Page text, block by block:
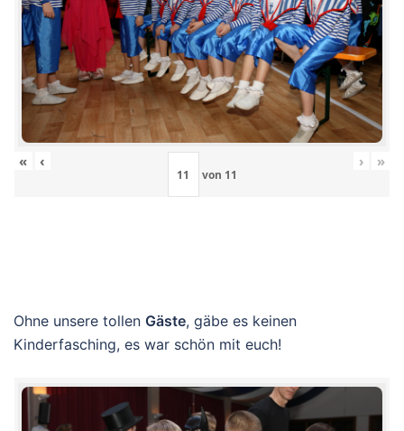
« ‹
von 11
› »
Ohne unsere tollen Gäste, gäbe es keinen
Kinderfasching, es war schön mit euch!